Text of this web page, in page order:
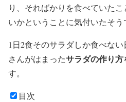
り、そればかりを食べていた
いかということに気付いたそう
1日2食そのサラダしか食べな
さんがはまったサラダの作り方
す。
目次